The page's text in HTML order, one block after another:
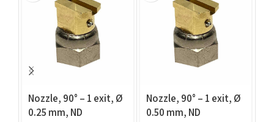
Nozzle, 90° – 1 exit, Ø
0.25 mm, ND
Nozzle, 90° – 1 exit, Ø
0.50 mm, ND